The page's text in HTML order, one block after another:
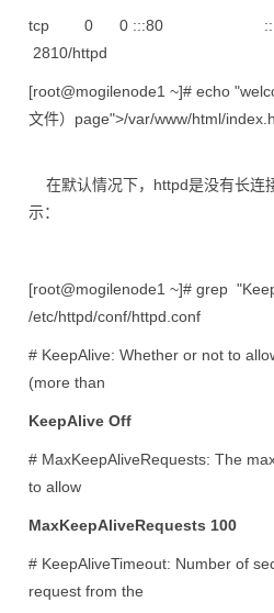
tcp 0 0 :::80
2810/httpd
[root@mogilenode1 ~]# echo
文件）page">/var/www/html/
在默认情况下，httpd是没有长连
示：
[root@mogilenode1 ~]# grep
/etc/httpd/conf/httpd.conf
# KeepAlive: Whether or not to
(more than
KeepAlive Off
# MaxKeepAliveRequests: The
to allow
MaxKeepAliveRequests 100
# KeepAliveTimeout: Number of
request from the